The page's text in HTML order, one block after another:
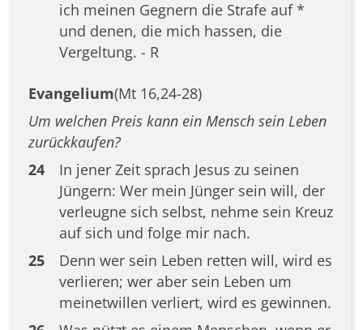
ich meinen Gegnern die Strafe auf *
und denen, die mich hassen, die
Vergeltung. - R
Evangelium(Mt 16,24-28)
Um welchen Preis kann ein Mensch sein Leben
zurückkaufen?
24
In jener Zeit sprach Jesus zu seinen
Jüngern: Wer mein Jünger sein will, der
verleugne sich selbst, nehme sein Kreuz
auf sich und folge mir nach.
25
Denn wer sein Leben retten will, wird es
verlieren; wer aber sein Leben um
meinetwillen verliert, wird es gewinnen.